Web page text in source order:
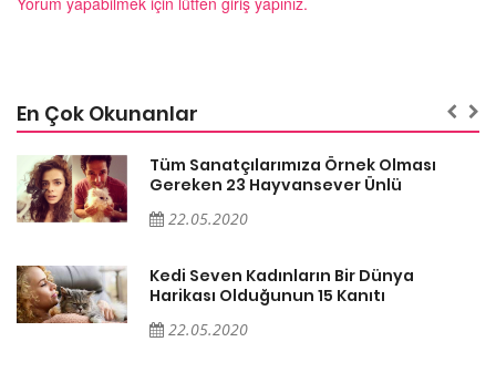
En Çok Okunanlar
Tüm Sanatçılarımıza Örnek Olması
Gereken 23 Hayvansever Ünlü
22.05.2020
Kedi Seven Kadınların Bir Dünya
Harikası Olduğunun 15 Kanıtı
22.05.2020